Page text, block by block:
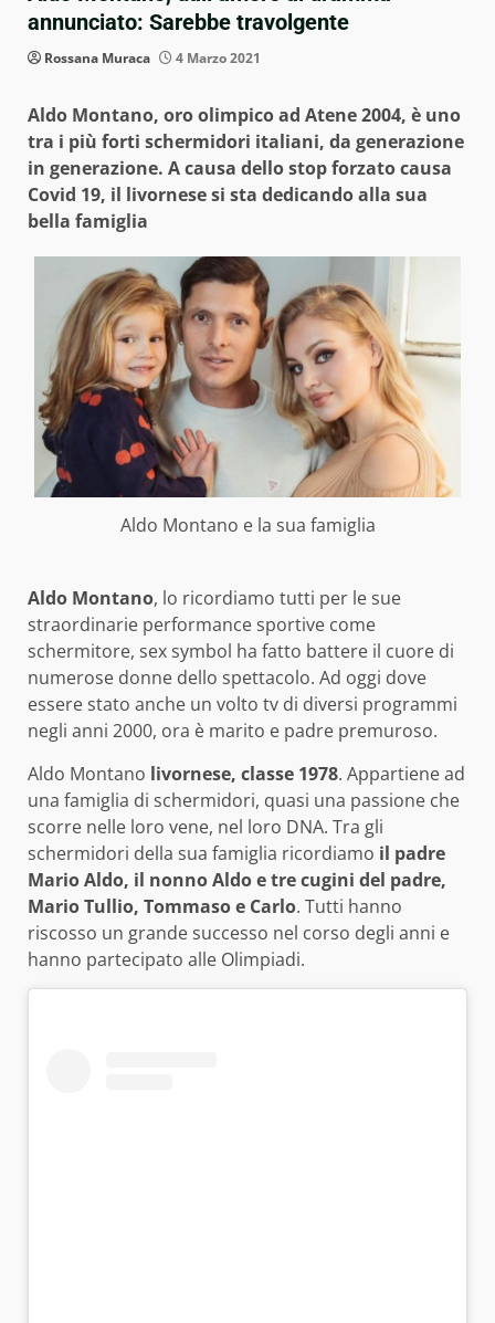
annunciato: Sarebbe travolgente
Rossana Muraca 4 Marzo 2021
Aldo Montano, oro olimpico ad Atene 2004, è uno
tra i più forti schermidori italiani, da generazione
in generazione. A causa dello stop forzato causa
Covid 19, il livornese si sta dedicando alla sua
bella famiglia
Aldo Montano e la sua famiglia
Aldo Montano, lo ricordiamo tutti per le sue
straordinarie performance sportive come
schermitore, sex symbol ha fatto battere il cuore di
numerose donne dello spettacolo. Ad oggi dove
essere stato anche un volto tv di diversi programmi
negli anni 2000, ora è marito e padre premuroso.
Aldo Montano livornese, classe 1978. Appartiene ad
una famiglia di schermidori, quasi una passione che
scorre nelle loro vene, nel loro DNA. Tra gli
schermidori della sua famiglia ricordiamo il padre
Mario Aldo, il nonno Aldo e tre cugini del padre,
Mario Tullio, Tommaso e Carlo. Tutti hanno
riscosso un grande successo nel corso degli anni e
hanno partecipato alle Olimpiadi.